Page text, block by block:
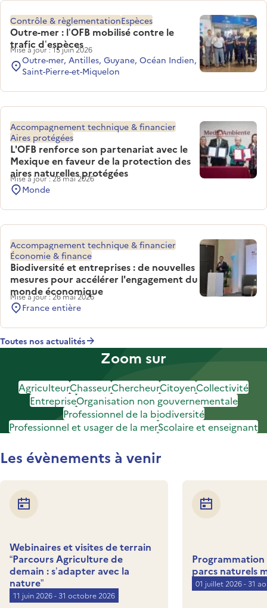
Outre-mer : l’OFB mobilisé contre le
trafic d’espèces
Contrôle & règlementationEspèces
Mise à jour : 15 juin 2026
Outre-mer, Antilles, Guyane, Océan Indien,
Saint-Pierre-et-Miquelon
L'OFB renforce son partenariat avec le
Mexique en faveur de la protection des
aires naturelles protégées
Accompagnement technique & financier
Aires protégées
Mise à jour : 28 mai 2026
Monde
Biodiversité et entreprises : de nouvelles
mesures pour accélérer l'engagement du
monde économique
Accompagnement technique & financier
Économie & finance
Mise à jour : 26 mai 2026
France entière
Toutes nos actualités
Zoom sur
AgriculteurChasseurChercheurCitoyenCollectivité
EntrepriseOrganisation non gouvernementale
Professionnel de la biodiversité
Professionnel et usager de la merScolaire et enseignant
Les évènements à venir
Webinaires et visites de terrain
“Parcours Agriculture de
demain : s’adapter avec la
nature”
11 juin 2026 - 31 octobre 2026
Programmation
parcs naturels
01 juillet 2026 - 31